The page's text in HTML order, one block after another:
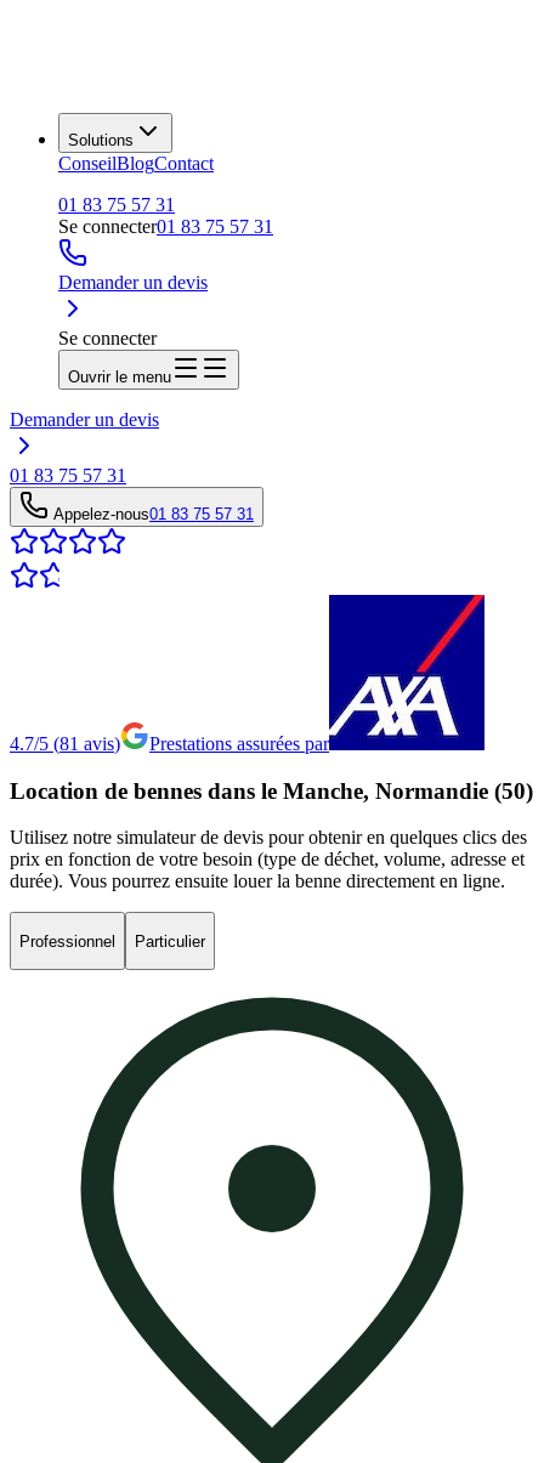
Solutions
ConseilBlogContact
01 83 75 57 31
Se connecter01 83 75 57 31
Demander un devis
Se connecter
Ouvrir le menu
Demander un devis
01 83 75 57 31
Appelez-nous01 83 75 57 31
4.7/5 (81 avis) Prestations assurées par
Location de bennes dans le Manche, Normandie (50)
Utilisez notre simulateur de devis pour obtenir en quelques clics des
prix en fonction de votre besoin (type de déchet, volume, adresse et
durée). Vous pourrez ensuite louer la benne directement en ligne.
Professionnel Particulier